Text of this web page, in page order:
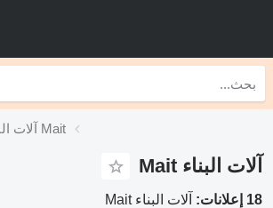
آلات البناء Mait
آلات البناء Mait
18 إعلانات: آلات البناء Mait